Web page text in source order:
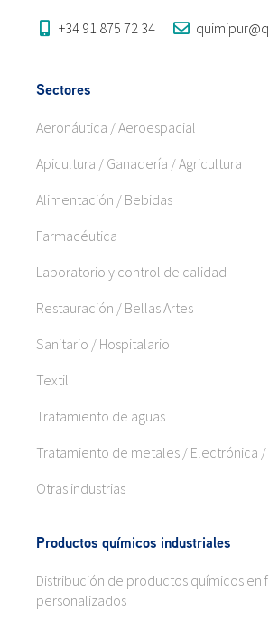
+34 91 875 72 34
Sectores
Aeronáutica / Aeroespacial
Apicultura / Ganadería / Agricultura
Alimentación / Bebidas
Farmacéutica
Laboratorio y control de calidad
Restauración / Bellas Artes
Sanitario / Hospitalario
Textil
Tratamiento de aguas
Tratamiento de metales / Electrónica
Otras industrias
Productos químicos industriales
Distribución de productos químicos en
personalizados